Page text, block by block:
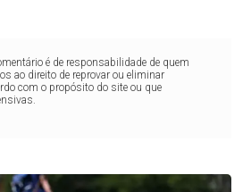
é de responsabilidade de quem
ao direito de reprovar ou eliminar
com o propósito do site ou que